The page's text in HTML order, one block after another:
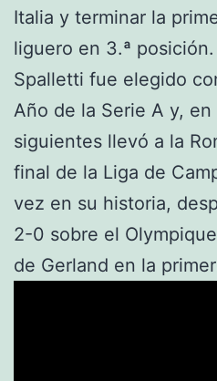
Italia y terminar la
liguero en 3.ª
Spalletti fue elegido
Año de la Serie A y, en
siguientes llevó a la
final de la Liga de
vez en su historia,
2-0 sobre el
de Gerland en la